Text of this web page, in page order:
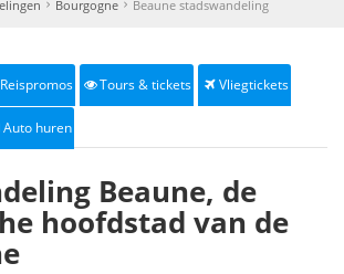
Bourgogne Beaune stadswandeling
Reispromos Tours & tickets Vliegtickets
Auto huren
Beaune, de
hoofdstad van de